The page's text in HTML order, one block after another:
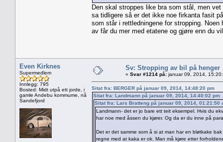
Den skal stroppes like bra som stål, men
sa tidligere så er det ikke noe firkanta fasit
som står i rettledningene for stropping.
av får du mer med etatene og gjøre enn du
Even Kirknes
Supermedlem
Innlegg: 795
Bosted: Midt utpå ett jorde, i
gamle Andebu kommume, nå
Sandefjord
Sv: Stropping av bil på henger
« Svar #1214 på: januar 09, 2014,
Sitat fra: BERGER på januar 09, 2014, 14:48:20 pm
Sitat fra: Landmann på januar 09, 2014, 14:40:02 pm
Sitat fra: Lars Bratteng på januar 09, 2014, 01:21:50
Landmann- det er jo bare ett teit eksempel. Hvis du
har noe med åssen du kjører. Og da er du inne på
Det er det samme som å si at man har en bløtkake
regne med at kaka er ok. Man må kjøre etter